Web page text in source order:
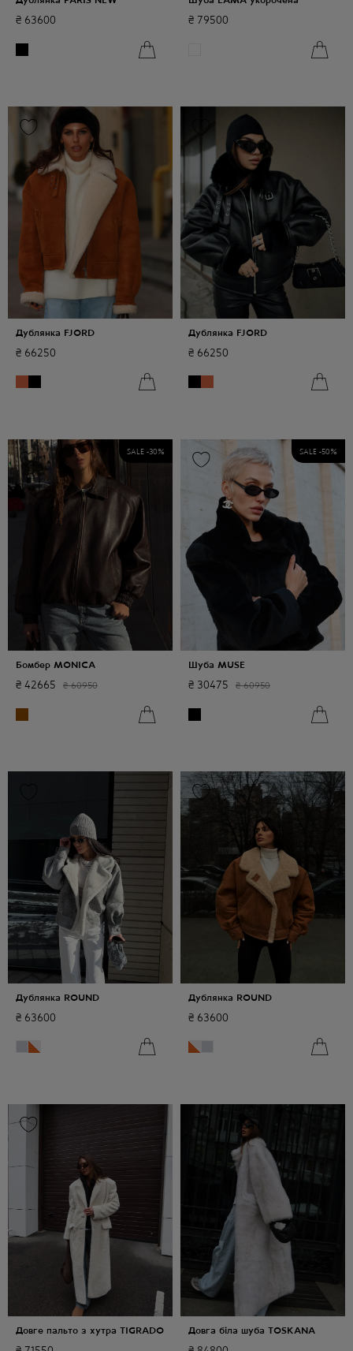
₴ 63600 ₴ 79500
Дублянка FJORD
₴ 66250
Дублянка FJORD
₴ 66250
Бомбер MONICA
₴ 42665 ₴ 60950
SALE -30 %
Шуба MUSE
₴ 30475 ₴ 60950
SALE -50 %
Дублянка ROUND
₴ 63600
Дублянка ROUND
₴ 63600
Довге пальто з хутра TIGRADO Довга біла шуба TOSKANA